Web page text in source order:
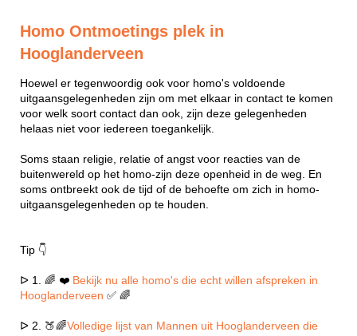
Homo Ontmoetings plek in
Hooglanderveen
Hoewel er tegenwoordig ook voor homo's voldoende
uitgaansgelegenheden zijn om met elkaar in contact te komen
voor welk soort contact dan ook, zijn deze gelegenheden
helaas niet voor iedereen toegankelijk.
Soms staan religie, relatie of angst voor reacties van de
buitenwereld op het homo-zijn deze openheid in de weg. En
soms ontbreekt ook de tijd of de behoefte om zich in homo-
uitgaansgelegenheden op te houden.
Tip 👇
ᐅ 1. 🌈 ❤️ Bekijk nu alle homo's die echt willen afspreken in
Hooglanderveen ✅ 🌈
ᐅ 2. 🍑🌈Volledige lijst van Mannen uit Hooglanderveen die